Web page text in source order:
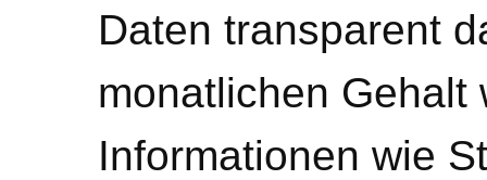
Daten transparent
monatlichen Gehalt
Informationen wie